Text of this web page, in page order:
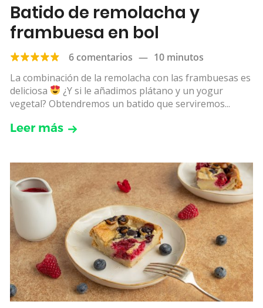
Batido de remolacha y
frambuesa en bol
6 comentarios — 10 minutos
La combinación de la remolacha con las frambuesas es
deliciosa
¿Y si le añadimos plátano y un yogur
vegetal? Obtendremos un batido que serviremos...
Leer más